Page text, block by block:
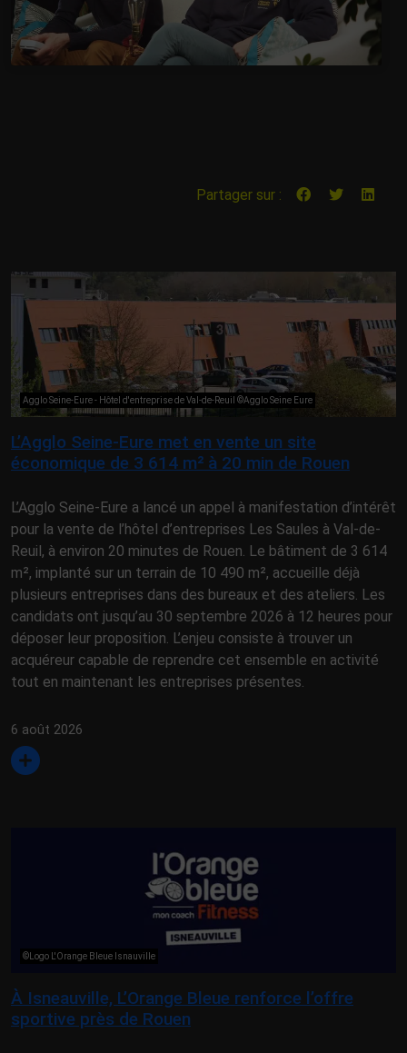
Partager sur :
Agglo Seine-Eure - Hôtel d'entreprise de Val-de-Reuil ©Agglo Seine Eure
L’Agglo Seine-Eure met en vente un site
économique de 3 614 m² à 20 min de Rouen
L’Agglo Seine-Eure a lancé un appel à manifestation d’intérêt
pour la vente de l’hôtel d’entreprises Les Saules à Val-de-
Reuil, à environ 20 minutes de Rouen. Le bâtiment de 3 614
m², implanté sur un terrain de 10 490 m², accueille déjà
plusieurs entreprises dans des bureaux et des ateliers. Les
candidats ont jusqu’au 30 septembre 2026 à 12 heures pour
déposer leur proposition. L’enjeu consiste à trouver un
acquéreur capable de reprendre cet ensemble en activité
tout en maintenant les entreprises présentes.
6 août 2026
©Logo L'Orange Bleue Isnauville
À Isneauville, L’Orange Bleue renforce l’offre
sportive près de Rouen